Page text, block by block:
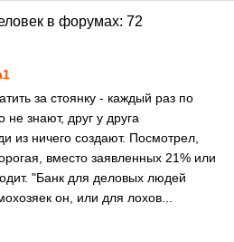
за стоянку - каждый раз по
знают, друг у друга
из ничего создают. Посмотрел,
вместо заявленных 21% или
"Банк для деловых людей
он, или для лохов...